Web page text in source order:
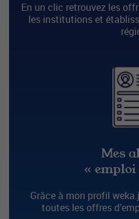
En un clic retrouvez les
les institutions et
Mes
«
Grâce à mon profil
toutes les offres